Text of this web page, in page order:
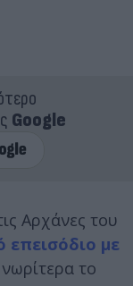
Google
Αρχάνες του
επεισόδιο με
το